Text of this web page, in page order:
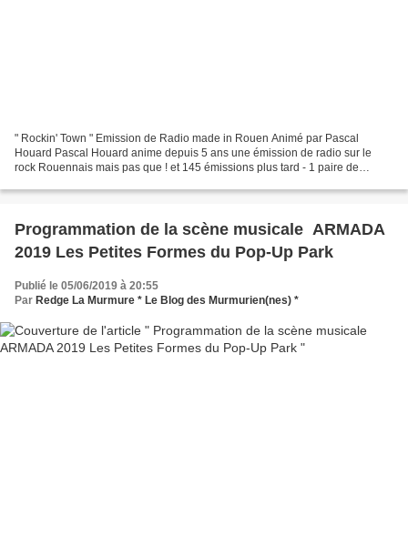
" Rockin' Town " Emission de Radio made in Rouen Animé par Pascal
Houard Pascal Houard anime depuis 5 ans une émission de radio sur le
rock Rouennais mais pas que ! et 145 émissions plus tard - 1 paire de
Programmation de la scène musicale ​​​​​ ARMADA
2019 Les Petites Formes du Pop-Up Park
Publié le 05/06/2019 à 20:55
Par Redge La Murmure * Le Blog des Murmurien(nes) *